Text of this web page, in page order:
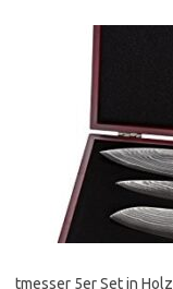
tmesser 5er Set in